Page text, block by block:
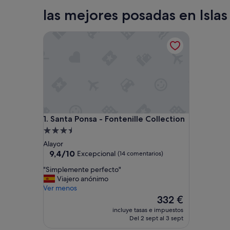
las mejores posadas en
1. Santa Ponsa - Fontenille Collection
Santa Ponsa - Fontenille Collection
Alojamiento
de
3.5 estrellas
Alayor
9.4
10,
Excepcional,
(14 comentarios)
9,4/10 Excepcional (14 comentarios)
"
S
i
"Simplemente perfecto"
Viajero anónimo
Ver menos
El
precio
actual
332 €
incluye tasas e impuestos
Del 2 sept al 3 sept